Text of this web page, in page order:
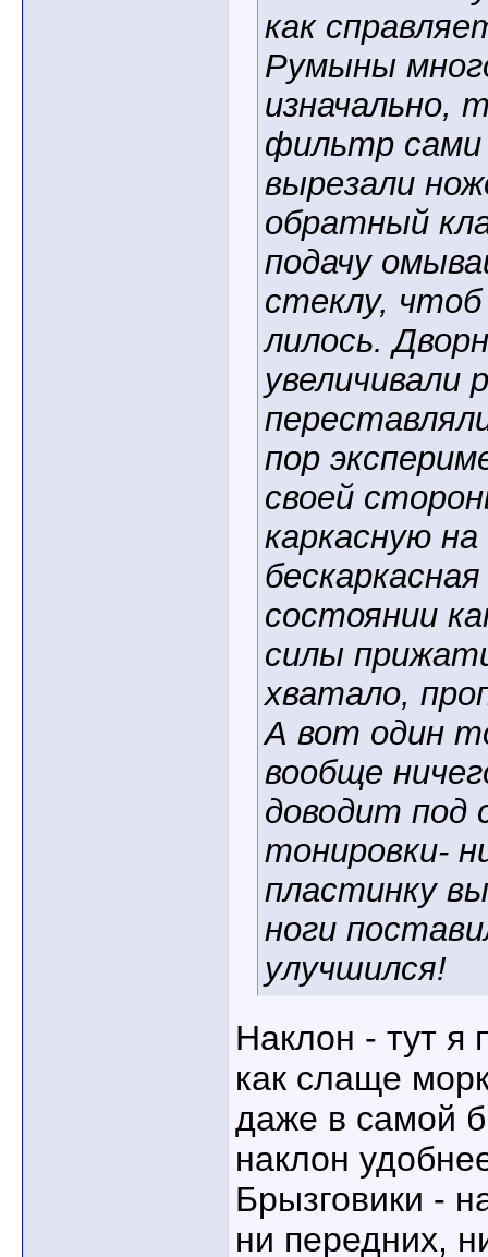
как
Румыны
изначально,
фильтр сами
вырезали
обратный
подачу
стеклу,
лилось.
увеличивали
пор
своей
каркасную
состоянии
силы
хватало,
А вот один
вообще
доводит под
тонировки-
пластинку
ноги
улучшился!
Наклон - тут я
как слаще
даже в самой
наклон
Брызговики -
ни передних,